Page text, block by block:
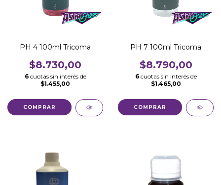
PH 4 100ml Tricoma
$8.730,00
6 cuotas sin interés de
$1.455,00
PH 7 100ml Tricoma
$8.790,00
6 cuotas sin interés de
$1.465,00